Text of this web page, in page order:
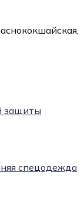
защиты
спецодежда